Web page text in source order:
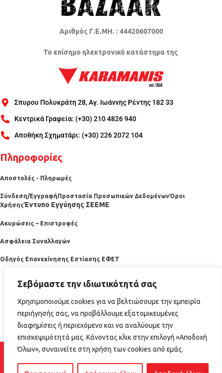
Σεβόμαστε την ιδιωτικότητά σας
Χρησιμοποιούμε cookies για να βελτιώσουμε την εμπειρία
περιήγησής σας, να προβάλλουμε εξατομικευμένες
διαφημίσεις ή περιεχόμενο και να αναλύουμε την
επισκεψιμότητά μας. Κάνοντας κλικ στην επιλογή «Αποδοχή
Όλων», συναινείτε στη χρήση των cookies από εμάς.
Αριθμός Γ.Ε.ΜΗ. : 44420607000
Το επίσημο ηλεκτρονικό κατάστημα της
Σπυρου Πολυκράτη 28, Αγ. Ιωάννης Ρέντης 182 33
Κεντρικά Γραφεία: (+30) 210 4826 940
Αποθήκη Σχηματάρι: (+30) 226 2072 104
Πληροφορίες
Αποστολές - Πληρωμές
Σύνδεση/Εγγραφή Προστασία Προσωπικών ΔεδομένωνΌροι
ΧρήσηςΈντυπο Εγγύησης ΣΕΕΜΕ
Ακυρώσεις – Επιστροφές
Ασφάλεια Συναλλαγών
Οδηγός Επανεκίνησης Εστίασης ΕΦΕΤ
2025 horecabazaar.gr